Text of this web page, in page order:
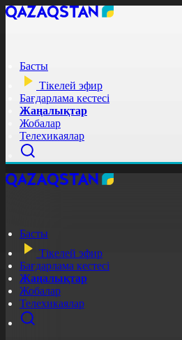
Басты
Тікелей эфир
Бағдарлама кестесі
Жаңалықтар
Жобалар
Телехикаялар
Басты
Тікелей эфир
Бағдарлама кестесі
Жаңалықтар
Жобалар
Телехикаялар